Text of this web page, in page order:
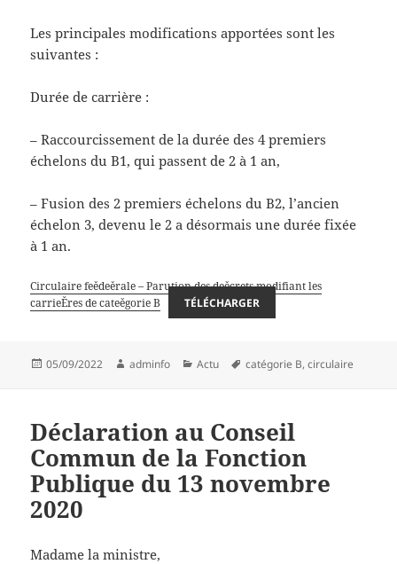
Les principales modifications apportées sont les
suivantes :
Durée de carrière :
– Raccourcissement de la durée des 4 premiers
échelons du B1, qui passent de 2 à 1 an,
– Fusion des 2 premiers échelons du B2, l’ancien
échelon 3, devenu le 2 a désormais une durée fixée
à 1 an.
Circulaire feědeěrale – Parution des deěcrets modifiant les
carrieĚres de cateěgorie B
TÉLÉCHARGER
Publié
05/09/2022 Auteur
adminfo Catégories
Actu
Mots-
catégorie B,circulaire
Déclaration au Conseil
Commun de la Fonction
Publique du 13 novembre
2020
Madame la ministre,